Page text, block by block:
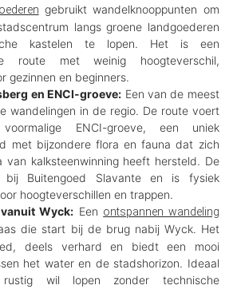
gebruikt wandelknooppunten om
langs groene landgoederen
kastelen te lopen. Het is een
route met weinig hoogteverschil,
gezinnen en beginners.
en ENCI-groeve: Een van de meest
wandelingen in de regio. De route voert
ENCI-groeve, een uniek
met bijzondere flora en fauna dat zich
van kalksteenwinning heeft hersteld. De
Buitengoed Slavante en is fysiek
hoogteverschillen en trappen.
Wyck: Een ontspannen wandeling
die start bij de brug nabij Wyck. Het
deels verhard en biedt een mooi
het water en de stadshorizon. Ideaal
wil lopen zonder technische